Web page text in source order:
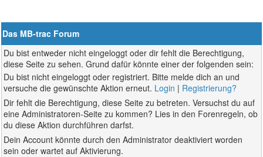
Das MB-trac Forum
Du bist entweder nicht eingeloggt oder dir fehlt die Berechtigung,
diese Seite zu sehen. Grund dafür könnte einer der folgenden sein:
Du bist nicht eingeloggt oder registriert. Bitte melde dich an und
versuche die gewünschte Aktion erneut. Login | Registrierung?
Dir fehlt die Berechtigung, diese Seite zu betreten. Versuchst du auf
eine Administratoren-Seite zu kommen? Lies in den Forenregeln, ob
du diese Aktion durchführen darfst.
Dein Account könnte durch den Administrator deaktiviert worden
sein oder wartet auf Aktivierung.